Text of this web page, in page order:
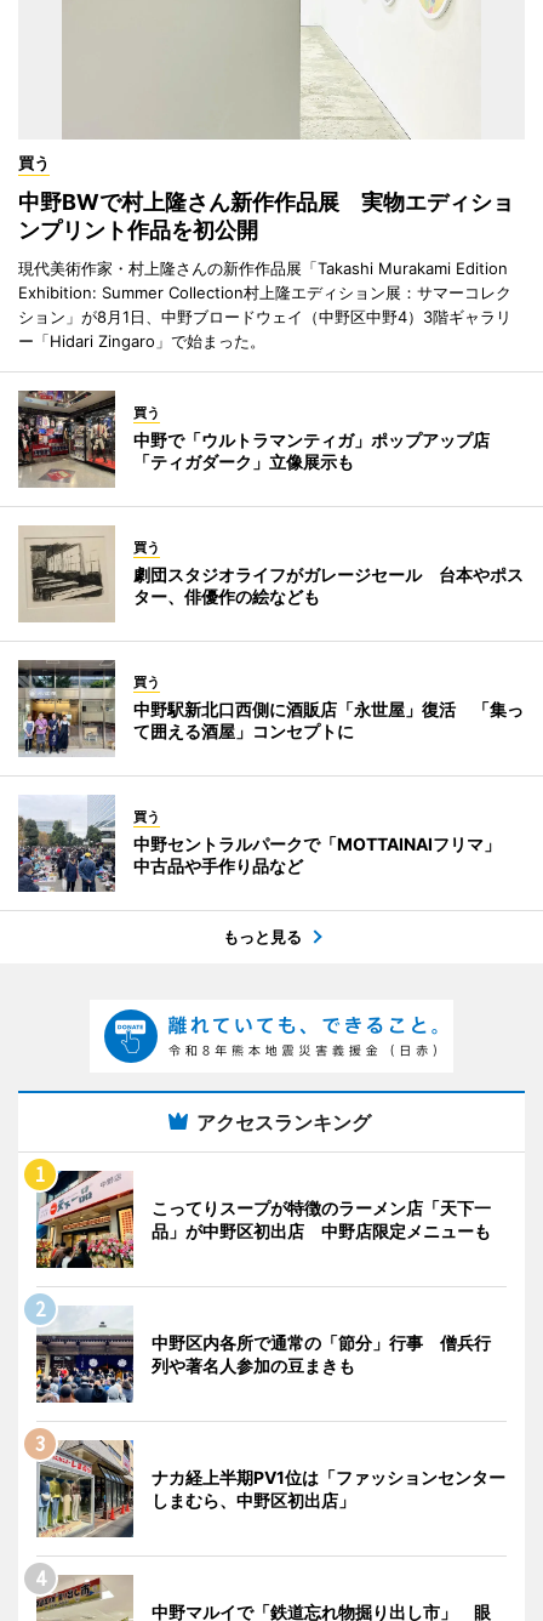
買う
中野BWで村上隆さん新作作品展 実物エディショ
ンプリント作品を初公開
現代美術作家・村上隆さんの新作作品展「Takashi Murakami Edition
Exhibition: Summer Collection村上隆エディション展：サマーコレク
ション」が8月1日、中野ブロードウェイ（中野区中野4）3階ギャラリ
ー「Hidari Zingaro」で始まった。
買う
中野で「ウルトラマンティガ」ポップアップ店
「ティガダーク」立像展示も
買う
劇団スタジオライフがガレージセール 台本やポス
ター、俳優作の絵なども
買う
中野駅新北口西側に酒販店「永世屋」復活 「集っ
て囲える酒屋」コンセプトに
買う
中野セントラルパークで「MOTTAINAIフリマ」
中古品や手作り品など
もっと見る
アクセスランキング
こってりスープが特徴のラーメン店「天下一
品」が中野区初出店 中野店限定メニューも
中野区内各所で通常の「節分」行事 僧兵行
列や著名人参加の豆まきも
ナカ経上半期PV1位は「ファッションセンター
しまむら、中野区初出店」
中野マルイで「鉄道忘れ物掘り出し市」 眼